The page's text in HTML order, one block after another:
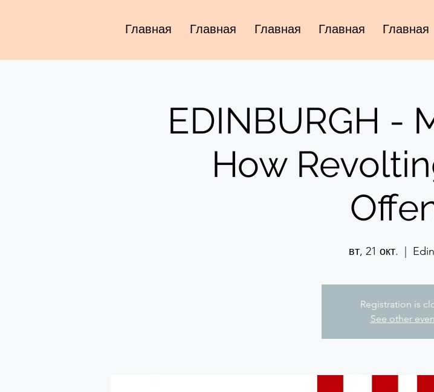
Главная Главная Главная Главная Главная
EDINBURGH -
How
вт, 21 окт.
Registration is
See other